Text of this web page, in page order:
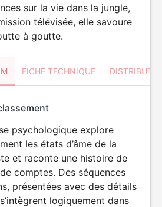
sur la vie dans la jungle,
télévisée, elle savoure
à goutte.
FICHE TECHNIQUE
VIOLENCE
psychologique explore
les états d’âme de la
et raconte une histoire de
comptes. Des séquences
présentées avec des détails
logiquement dans